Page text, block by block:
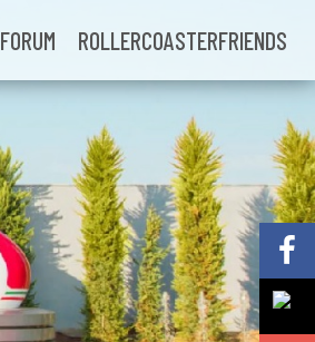
FORUM ROLLERCOASTERFRIENDS
Volg @Pretparkenbe
Volg @Pretparkenbe